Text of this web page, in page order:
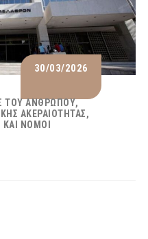
30/03/2026
ΤΟΥ ΑΝΘΡΏΠΟΥ
ΑΚΕΡΑΙΌΤΗΤΑΣ
ΝΌΜΟΙ